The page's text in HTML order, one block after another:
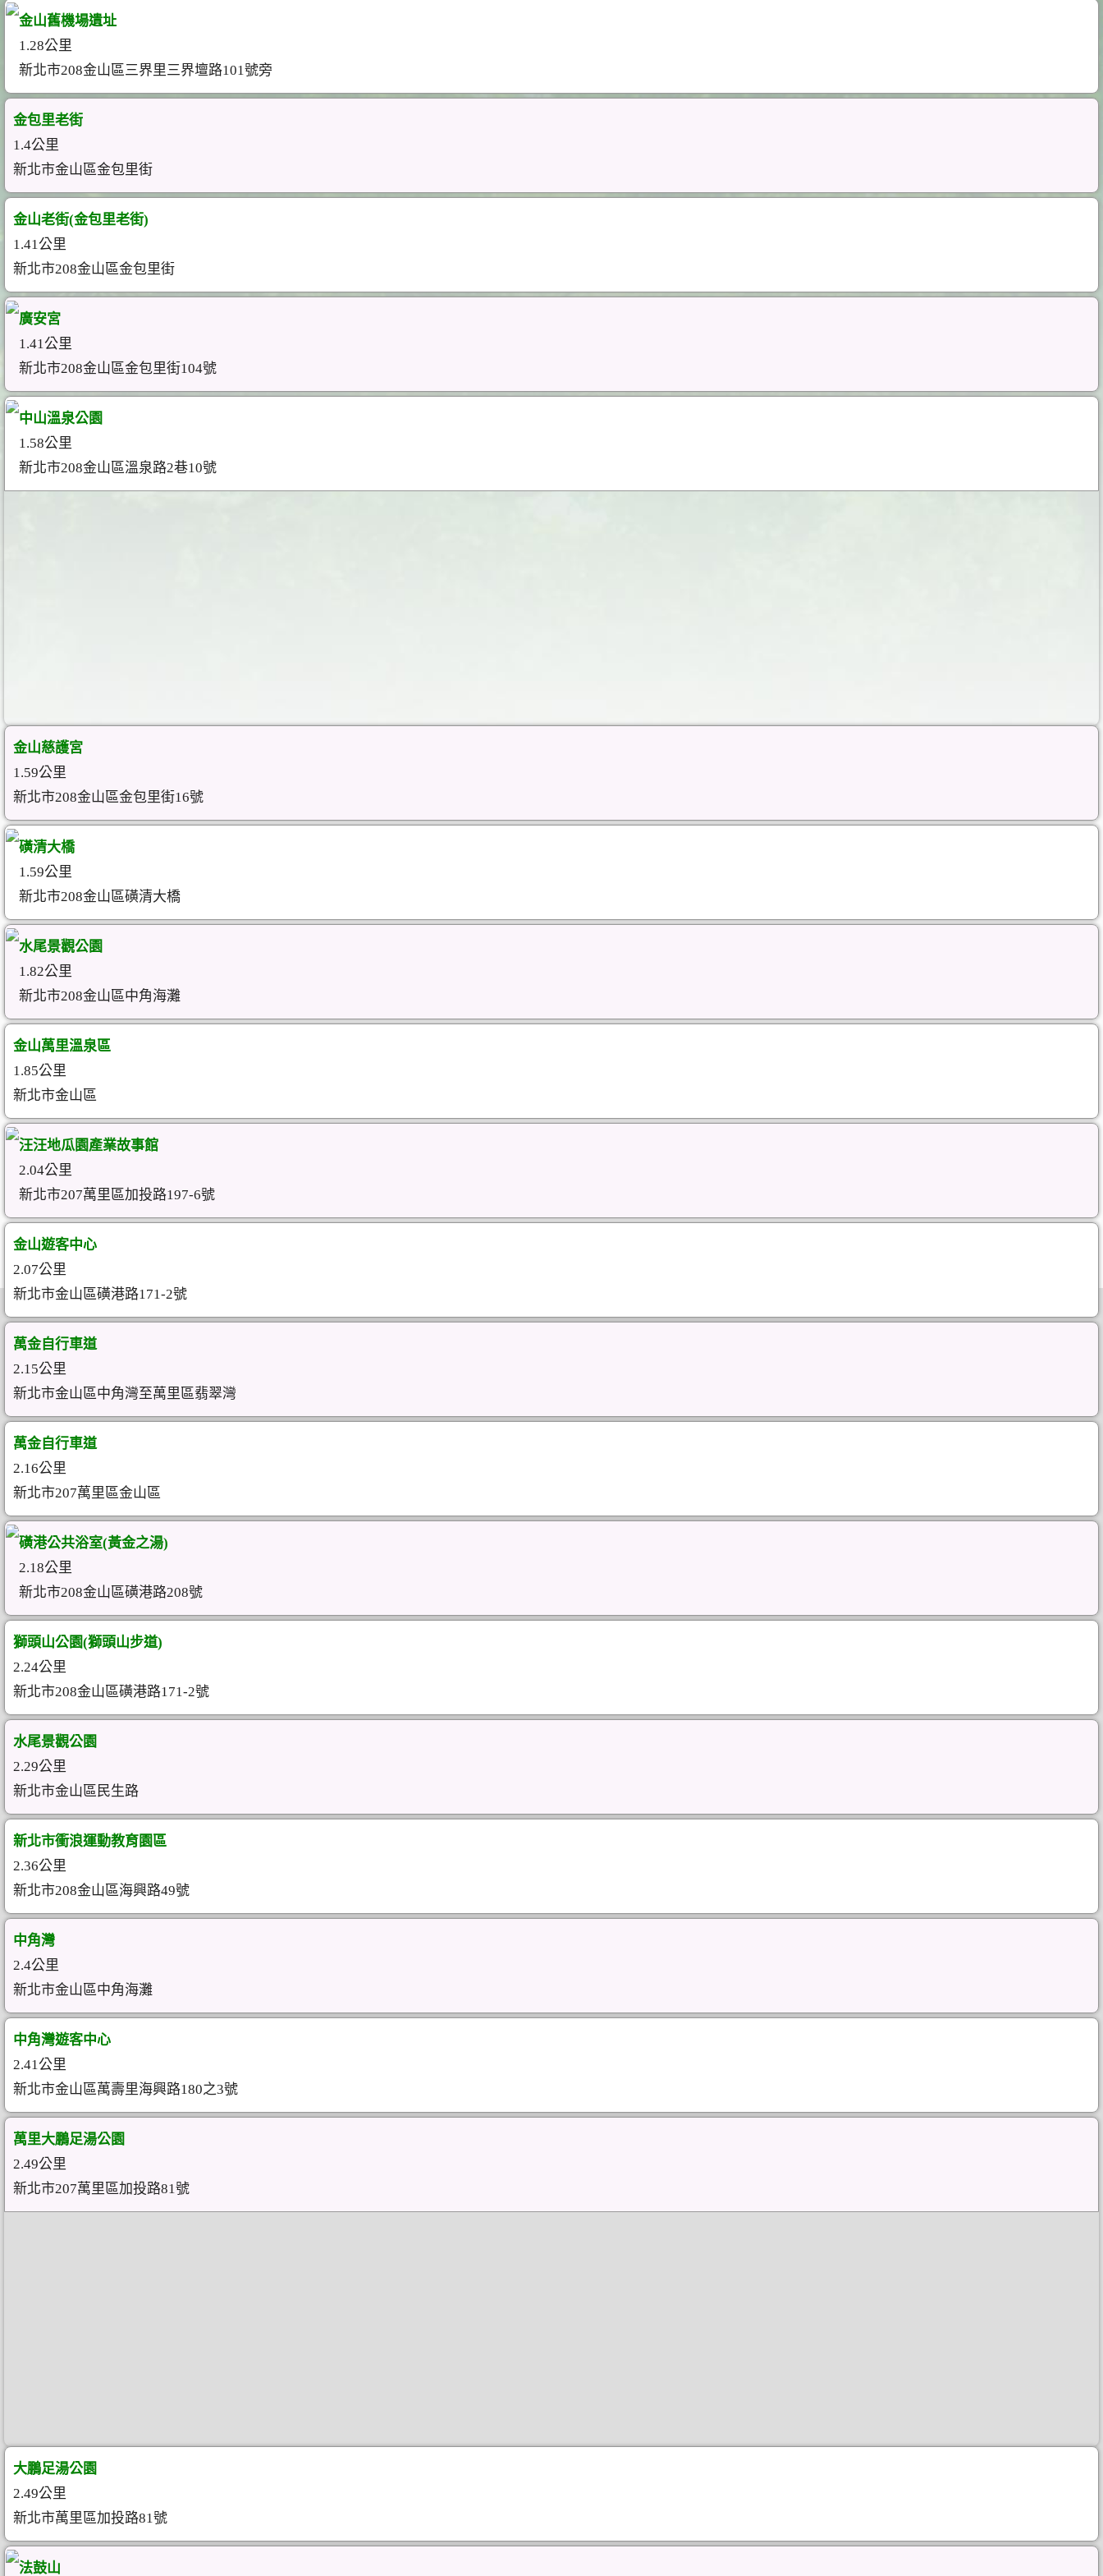
金山舊機場遺址
1.28公里
新北市208金山區三界里三界壇路101號旁
金包里老街
1.4公里
新北市金山區金包里街
金山老街(金包里老街)
1.41公里
新北市208金山區金包里街
廣安宮
1.41公里
新北市208金山區金包里街104號
中山溫泉公園
1.58公里
新北市208金山區溫泉路2巷10號
金山慈護宮
1.59公里
新北市208金山區金包里街16號
磺清大橋
1.59公里
新北市208金山區磺清大橋
水尾景觀公園
1.82公里
新北市208金山區中角海灘
金山萬里溫泉區
1.85公里
新北市金山區
汪汪地瓜園產業故事館
2.04公里
新北市207萬里區加投路197-6號
金山遊客中心
2.07公里
新北市金山區磺港路171-2號
萬金自行車道
2.15公里
新北市金山區中角灣至萬里區翡翠灣
萬金自行車道
2.16公里
新北市207萬里區金山區
磺港公共浴室(黃金之湯)
2.18公里
新北市208金山區磺港路208號
獅頭山公園(獅頭山步道)
2.24公里
新北市208金山區磺港路171-2號
水尾景觀公園
2.29公里
新北市金山區民生路
新北市衝浪運動教育園區
2.36公里
新北市208金山區海興路49號
中角灣
2.4公里
新北市金山區中角海灘
中角灣遊客中心
2.41公里
新北市金山區萬壽里海興路180之3號
萬里大鵬足湯公園
2.49公里
新北市207萬里區加投路81號
大鵬足湯公園
2.49公里
新北市萬里區加投路81號
法鼓山